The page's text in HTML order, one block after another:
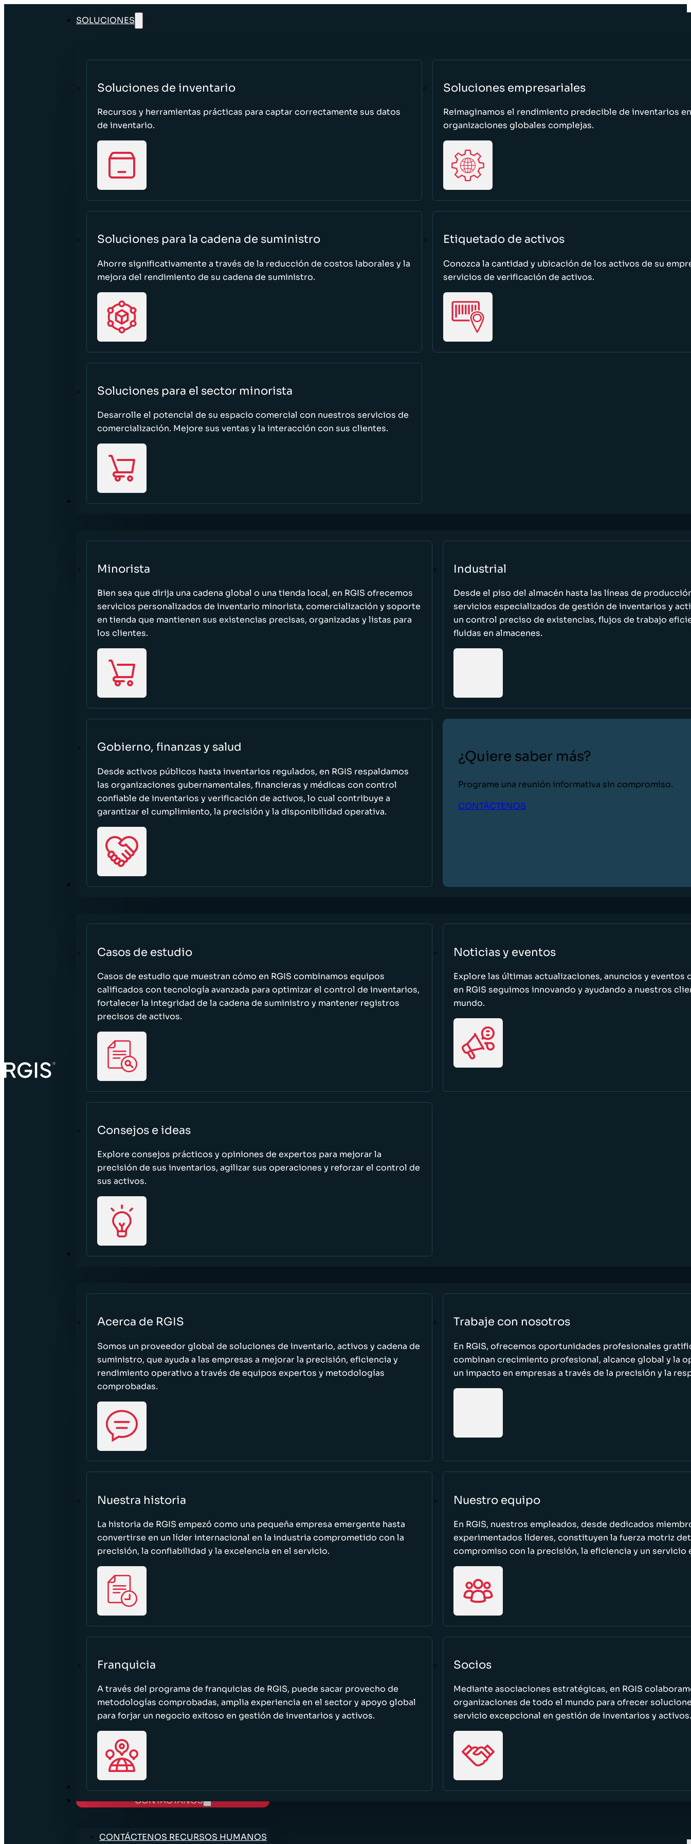
SOLUCIONES
Soluciones de inventario
Recursos y herramientas prácticas para captar correctamente sus datos
de inventario.
Soluciones empresariales
Reimaginamos el rendimiento predecible de inventarios en
organizaciones globales complejas.
Soluciones para la cadena de suministro
Ahorre significativamente a través de la reducción de costos laborales y la
mejora del rendimiento de su cadena de suministro.
Etiquetado de activos
Conozca la cantidad y ubicación de los activos de su
servicios de verificación de activos.
Soluciones para el sector minorista
Desarrolle el potencial de su espacio comercial con nuestros servicios de
comercialización. Mejore sus ventas y la interacción con sus clientes.
SECTORES
Minorista
Bien sea que dirija una cadena global o una tienda local, en RGIS ofrecemos
servicios personalizados de inventario minorista, comercialización y soporte
en tienda que mantienen sus existencias precisas, organizadas y listas para
los clientes.
Industrial
Desde el piso del almacén hasta las líneas de
servicios especializados de gestión de inventarios y
un control preciso de existencias, flujos de trabajo
fluidas en almacenes.
Gobierno, finanzas y salud
Desde activos públicos hasta inventarios regulados, en RGIS respaldamos
las organizaciones gubernamentales, financieras y médicas con control
confiable de inventarios y verificación de activos, lo cual contribuye a
garantizar el cumplimiento, la precisión y la disponibilidad operativa.
¿Quiere saber más?
Programe una reunión informativa sin compromiso.
CONTÁCTENOS
RECURSOS
Casos de estudio
Casos de estudio que muestran cómo en RGIS combinamos equipos
calificados con tecnología avanzada para optimizar el control de inventarios,
fortalecer la integridad de la cadena de suministro y mantener registros
precisos de activos.
Noticias y eventos
Explore las últimas actualizaciones, anuncios y eventos
en RGIS seguimos innovando y ayudando a nuestros
mundo.
Consejos e ideas
Explore consejos prácticos y opiniones de expertos para mejorar la
precisión de sus inventarios, agilizar sus operaciones y reforzar el control de
sus activos.
ACERCA DE
Acerca de RGIS
Somos un proveedor global de soluciones de inventario, activos y cadena de
suministro, que ayuda a las empresas a mejorar la precisión, eficiencia y
rendimiento operativo a través de equipos expertos y metodologías
comprobadas.
Trabaje con nosotros
En RGIS, ofrecemos oportunidades profesionales
combinan crecimiento profesional, alcance global y la
un impacto en empresas a través de la precisión y la
Nuestra historia
La historia de RGIS empezó como una pequeña empresa emergente hasta
convertirse en un líder internacional en la industria comprometido con la
precisión, la confiabilidad y la excelencia en el servicio.
Nuestro equipo
En RGIS, nuestros empleados, desde dedicados
experimentados líderes, constituyen la fuerza motriz
compromiso con la precisión, la eficiencia y un servicio
Franquicia
A través del programa de franquicias de RGIS, puede sacar provecho de
metodologías comprobadas, amplia experiencia en el sector y apoyo global
para forjar un negocio exitoso en gestión de inventarios y activos.
Socios
Mediante asociaciones estratégicas, en RGIS
organizaciones de todo el mundo para ofrecer
servicio excepcional en gestión de inventarios y activos.
TRABAJE CON NOSOTROS
CONTÁCTANOS
CONTÁCTENOS RECURSOS HUMANOS